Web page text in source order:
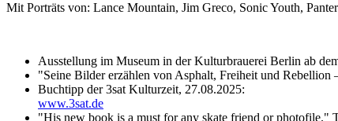
Mit Porträts von: Lance Mountain, Jim Greco, Sonic Youth,
Ausstellung im Museum in der Kulturbrauerei Berlin ab
"Seine Bilder erzählen von Asphalt, Freiheit und
Buchtipp der 3sat Kulturzeit, 27.08.2025:
www.3sat.de
"His new book is a must for any skate friend or photofile."